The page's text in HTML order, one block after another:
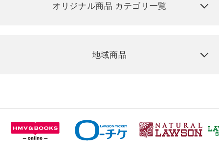
オリジナル商品 カテゴリ一覧
地域商品